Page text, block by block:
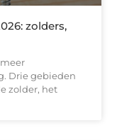
zolders,
Drie gebieden
zolder, het